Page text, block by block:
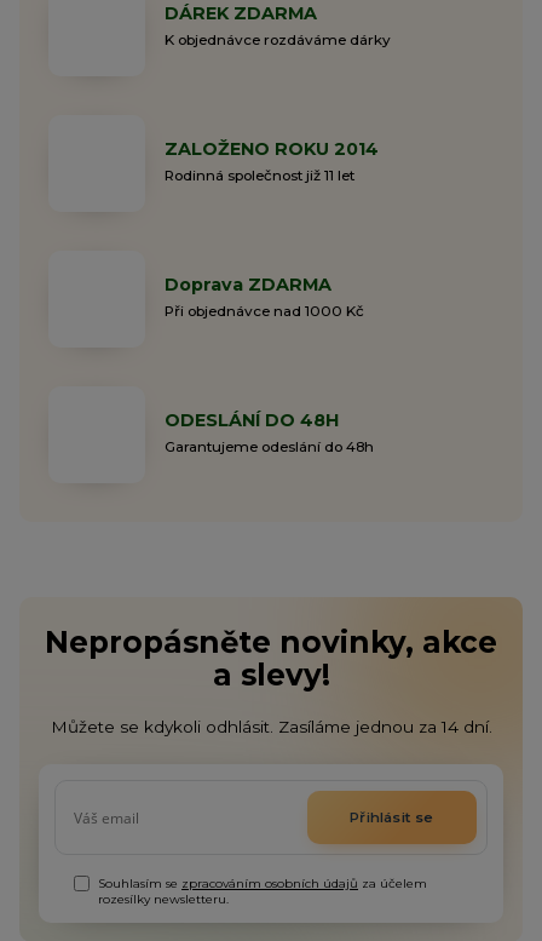
DÁREK ZDARMA
K objednávce rozdáváme dárky
ZALOŽENO ROKU 2014
Rodinná společnost již 11 let
Doprava ZDARMA
Při objednávce nad 1000 Kč
ODESLÁNÍ DO 48H
Garantujeme odeslání do 48h
Nepropásněte novinky, akce
a slevy!
Můžete se kdykoli odhlásit. Zasíláme jednou za 14 dní.
Přihlásit se
Souhlasím se zpracováním osobních údajů za účelem
rozesílky newsletteru.